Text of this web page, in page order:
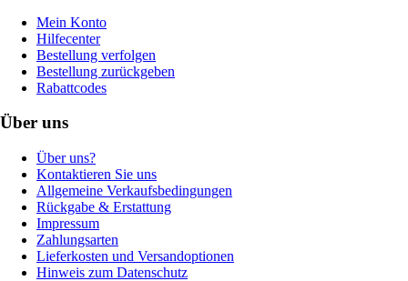
Mein Konto
Hilfecenter
Bestellung verfolgen
Bestellung zurückgeben
Rabattcodes
Über uns
Über uns?
Kontaktieren Sie uns
Allgemeine Verkaufsbedingungen
Rückgabe & Erstattung
Impressum
Zahlungsarten
Lieferkosten und Versandoptionen
Hinweis zum Datenschutz